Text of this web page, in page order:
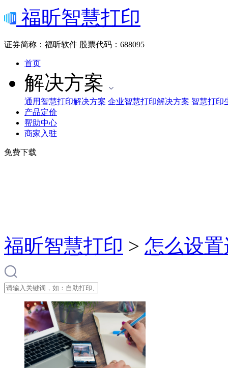
福昕智慧打印
证券简称：福昕软件 股票代码：688095
首页
解决方案
通用智慧打印解决方案 企业智慧打印解决方案 智慧打印
产品定价
帮助中心
商家入驻
免费下载
福昕智慧打印 > 怎么设